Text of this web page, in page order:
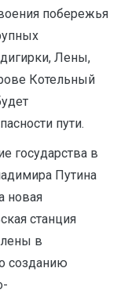
побережья
Лены,
Котельный
пути.
государства в
Путина
новая
станция
в
созданию